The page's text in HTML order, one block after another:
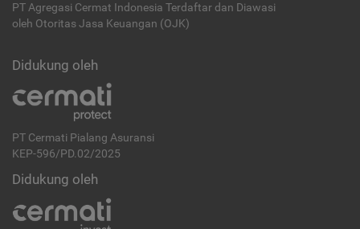
PT Agregasi Cermat Indonesia Terdaftar dan Diawasi
oleh Otoritas Jasa Keuangan (OJK)
Didukung oleh
PT Cermati Pialang Asuransi
KEP-596/PD.02/2025
Didukung oleh